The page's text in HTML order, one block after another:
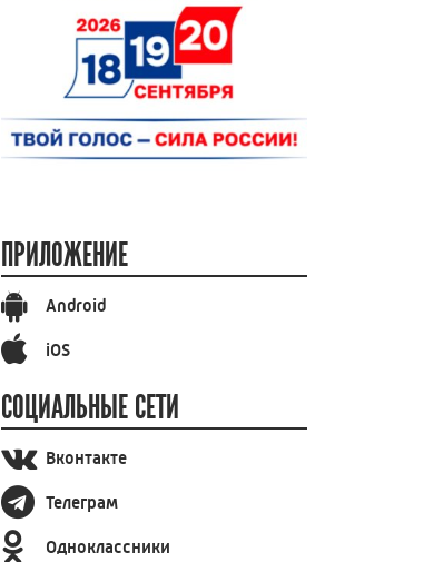
ПРИЛОЖЕНИЕ
Android
iOS
СОЦИАЛЬНЫЕ СЕТИ
Вконтакте
Телеграм
Одноклассники